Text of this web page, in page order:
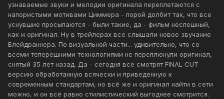
узнаваемые звуки и мелодии оригинала переплетаются с
напористыми мотивами Циммера - порой долбит так, что все
уснувшие просыпаются - были такие, да - фильм неспешный,
как и оригинал. Ну в трейлерах все слышали новое звучание
Блейдраннера. По визуальной части... удивительно, что со
всеми теперешними технологиями не переплюнули оригинал,
снятый 35 лет назад. Да - сегодня все смотрят FINAL CUT
версию обработанную всячески и приведенную к
современным стандартам, но всё же и оригинал найти в сети
можно, и он всё равно стилистический выгоднее смотрится.